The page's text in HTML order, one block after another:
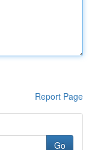
Report Page
Go